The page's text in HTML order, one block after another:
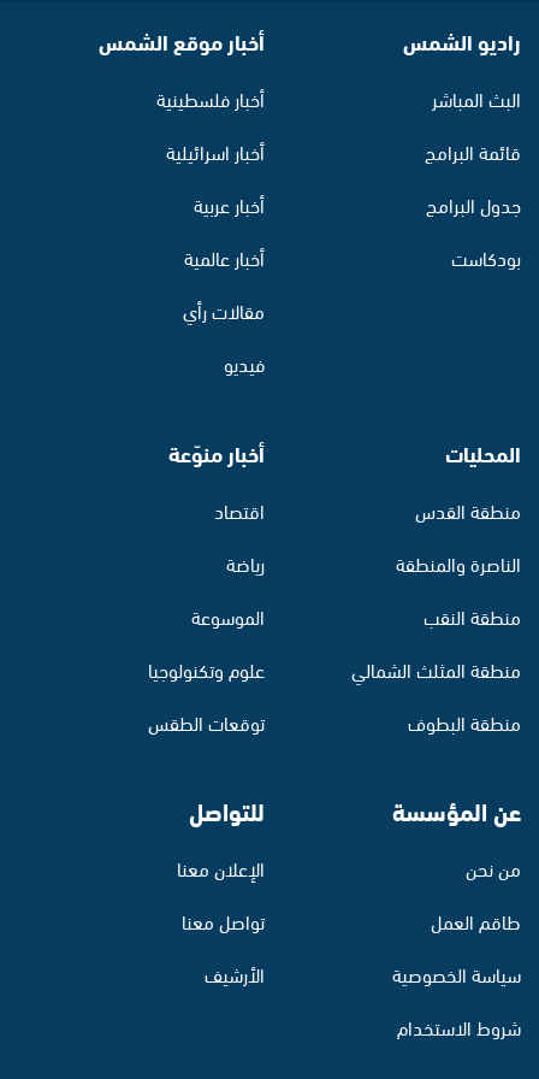
راديو الشمس
البث المباشر
قائمة البرامج
جدول البرامج
بودكاست
أخبار موقع الشمس
أخبار فلسطينية
أخبار اسرائيلية
أخبار عربية
أخبار عالمية
مقالات رأي
فيديو
المحليات
منطقة القدس
الناصرة والمنطقة
منطقة النقب
منطقة المثلث الشمالي
منطقة البطوف
أخبار منوّعة
اقتصاد
رياضة
الموسوعة
علوم وتكنولوجيا
توقعات الطقس
عن المؤسسة
من نحن
طاقم العمل
سياسة الخصوصية
شروط الاستخدام
للتواصل
الإعلان معنا
تواصل معنا
الأرشيف